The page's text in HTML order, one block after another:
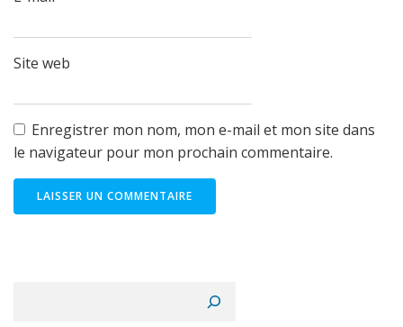
Site web
Enregistrer mon nom, mon e-mail et mon site dans
le navigateur pour mon prochain commentaire.